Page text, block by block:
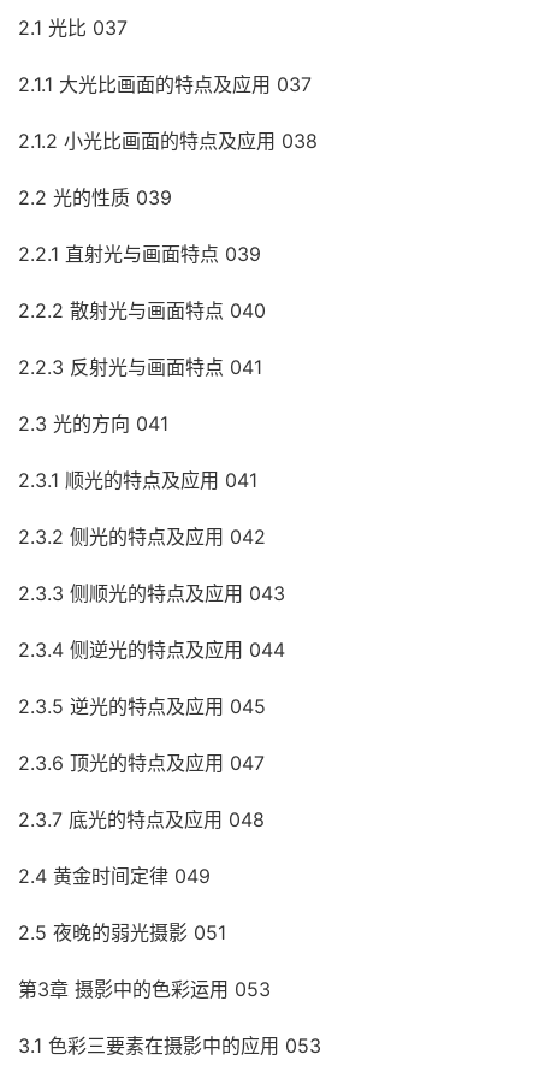
2.1 光比 037
2.1.1 大光比画面的特点及应用 037
2.1.2 小光比画面的特点及应用 038
2.2 光的性质 039
2.2.1 直射光与画面特点 039
2.2.2 散射光与画面特点 040
2.2.3 反射光与画面特点 041
2.3 光的方向 041
2.3.1 顺光的特点及应用 041
2.3.2 侧光的特点及应用 042
2.3.3 侧顺光的特点及应用 043
2.3.4 侧逆光的特点及应用 044
2.3.5 逆光的特点及应用 045
2.3.6 顶光的特点及应用 047
2.3.7 底光的特点及应用 048
2.4 黄金时间定律 049
2.5 夜晚的弱光摄影 051
第3章 摄影中的色彩运用 053
3.1 色彩三要素在摄影中的应用 053